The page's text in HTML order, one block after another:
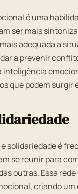
é uma
ser mais
adequada a
a prevenir
inteligência
que podem surgir
solidariedade é
se reunir para
outras. Essa
criando um